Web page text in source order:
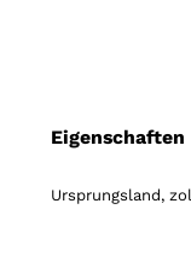
Eigenschaften
Ursprungsland,